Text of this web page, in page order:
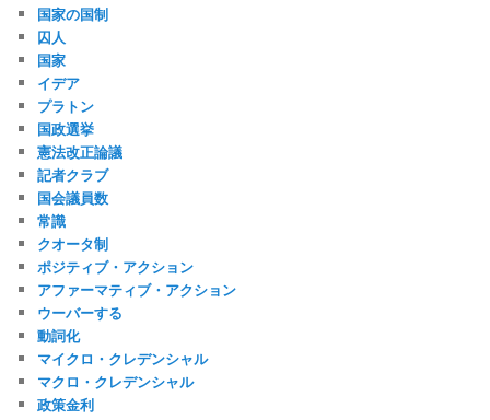
国家の国制
囚人
国家
イデア
プラトン
国政選挙
憲法改正論議
記者クラブ
国会議員数
常識
クオータ制
ポジティブ・アクション
アファーマティブ・アクション
ウーバーする
動詞化
マイクロ・クレデンシャル
マクロ・クレデンシャル
政策金利